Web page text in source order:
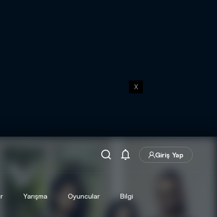
X
Giriş Yap
Yarışma Oyuncular Bilgi